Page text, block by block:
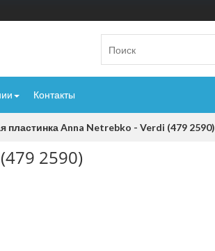
Контакты
пластинка Anna Netrebko - Verdi (479 2590)
2590)